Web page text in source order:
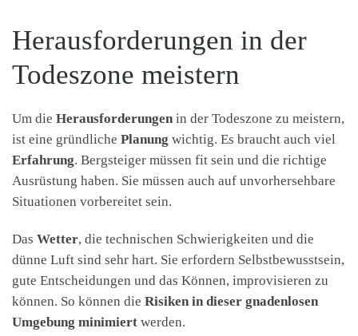
Herausforderungen in der
Todeszone meistern
Um die Herausforderungen in der Todeszone zu meistern,
ist eine gründliche Planung wichtig. Es braucht auch viel
Erfahrung. Bergsteiger müssen fit sein und die richtige
Ausrüstung haben. Sie müssen auch auf unvorhersehbare
Situationen vorbereitet sein.
Das Wetter, die technischen Schwierigkeiten und die
dünne Luft sind sehr hart. Sie erfordern Selbstbewusstsein,
gute Entscheidungen und das Können, improvisieren zu
können. So können die Risiken in dieser gnadenlosen
Umgebung minimiert werden.